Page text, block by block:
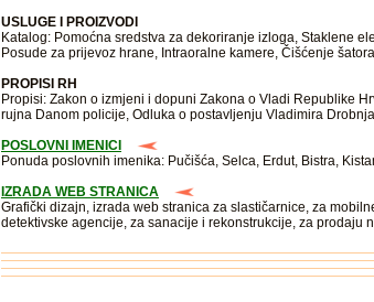
USLUGE I PROIZVODI
Katalog: Pomoćna sredstva za dekoriranje izloga, Staklene
Posude za prijevoz hrane, Intraoralne kamere, Čišćenje
PROPISI RH
Propisi: Zakon o izmjeni i dopuni Zakona o Vladi Republike
rujna Danom policije, Odluka o postavljenju Vladimira
POSLOVNI IMENICI
Ponuda poslovnih imenika: Pučišća, Selca, Erdut, Bistra,
IZRADA WEB STRANICA
Grafički dizajn, izrada web stranica za slastičarnice, za
detektivske agencije, za sanacije i rekonstrukcije, za prodaju